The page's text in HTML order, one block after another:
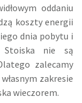
oddaniu
koszty energii
dnia pobytu i
nie są
zalecamy
zakresie
wieczorem.